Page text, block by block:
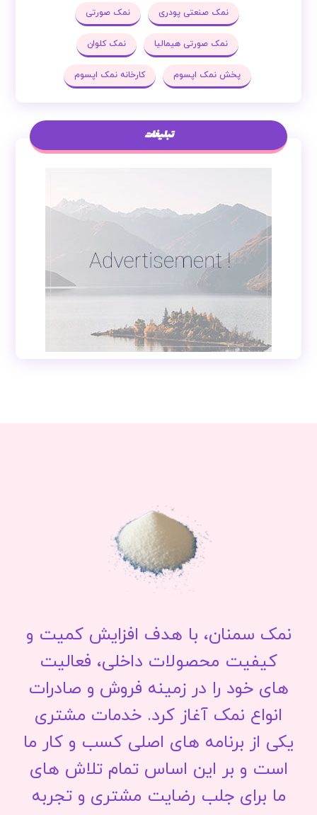
نمک صنعتی پودری نمک صورتی
نمک صورتی هیمالیا نمک کلوان
پخش نمک اپسوم کارخانه نمک اپسوم
تبلیغات
نمک سمنان، با هدف افزایش کمیت و
کیفیت محصولات داخلی، فعالیت
های خود را در زمینه فروش و صادرات
انواع نمک آغاز کرد. خدمات مشتری
یکی از برنامه های اصلی کسب و کار ما
است و بر این اساس تمام تلاش های
ما برای جلب رضایت مشتری و تجربه